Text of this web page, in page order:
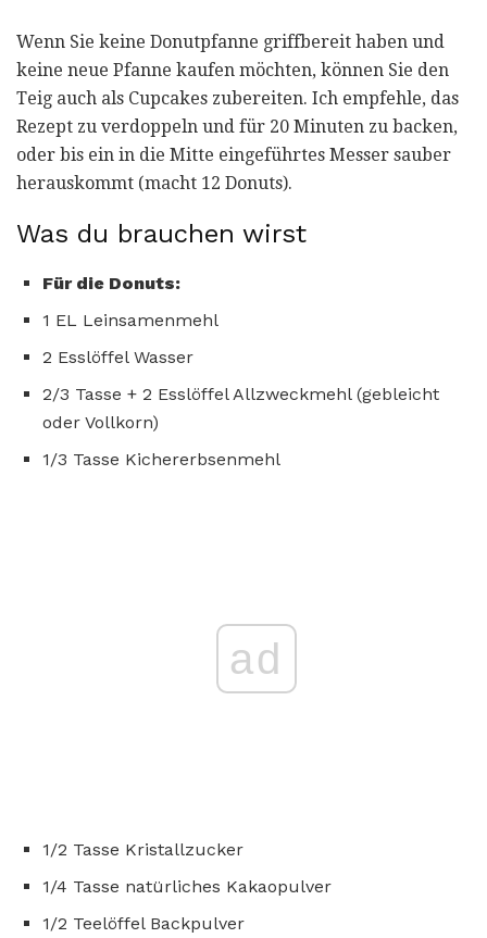
Wenn Sie keine Donutpfanne griffbereit haben und
keine neue Pfanne kaufen möchten, können Sie den
Teig auch als Cupcakes zubereiten. Ich empfehle, das
Rezept zu verdoppeln und für 20 Minuten zu backen,
oder bis ein in die Mitte eingeführtes Messer sauber
herauskommt (macht 12 Donuts).
Was du brauchen wirst
Für die Donuts:
1 EL Leinsamenmehl
2 Esslöffel Wasser
2/3 Tasse + 2 Esslöffel Allzweckmehl (gebleicht
oder Vollkorn)
1/3 Tasse Kichererbsenmehl
ad
1/2 Tasse Kristallzucker
1/4 Tasse natürliches Kakaopulver
1/2 Teelöffel Backpulver